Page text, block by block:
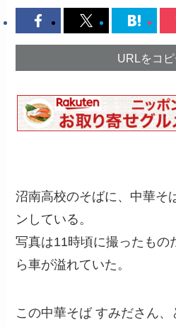
URLをコ
沼南高校のそばに、中華そ
ンしている。
写真は11時頃に撮ったもの
ら車が溢れていた。
この中華そば すみださん